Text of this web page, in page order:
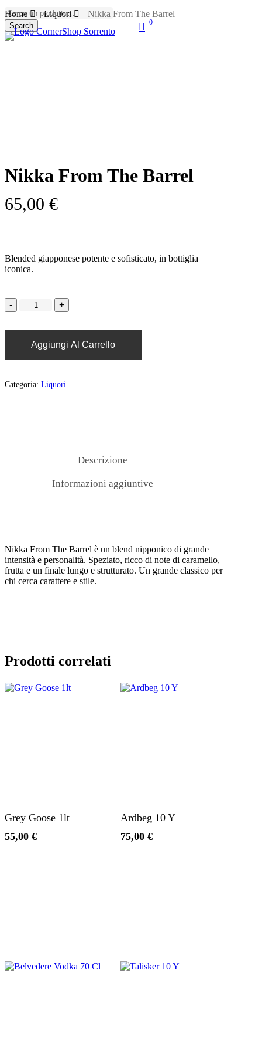
Skip
to
main
content
Search
Close
search
account
0
Home Liquori Nikka From The Barrel
Nikka From The Barrel
65,00 €
Blended giapponese potente e sofisticato, in bottiglia
iconica.
Aggiungi Al Carrello
Categoria: Liquori
Descrizione
Informazioni aggiuntive
Nikka From The Barrel è un blend nipponico di grande
intensità e personalità. Speziato, ricco di note di caramello,
frutta e un finale lungo e strutturato. Un grande classico per
chi cerca carattere e stile.
Prodotti correlati
Grey Goose 1lt
55,00 €
Ardbeg 10 Y
75,00 €